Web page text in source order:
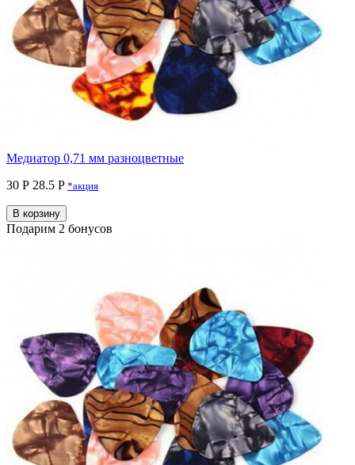
Медиатор 0,71 мм разноцветные
30 Р 28.5 P *акция
В корзину
Подарим 2 бонусов